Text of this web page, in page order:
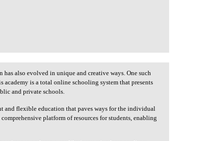
also evolved in unique and creative ways. One such
is a total online schooling system that presents
and private schools.
and flexible education that paves ways for the individual
platform of resources for students, enabling